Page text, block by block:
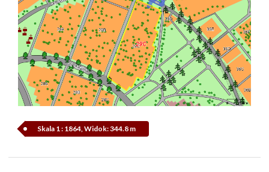
Skala 1 : 1864, Widok: 344.8 m